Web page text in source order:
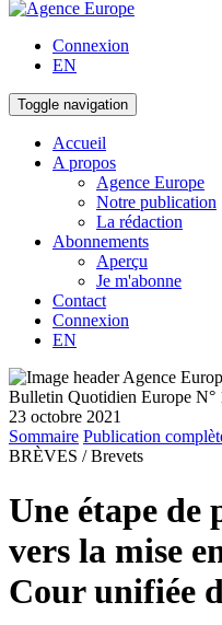
Connexion
EN
Toggle navigation
Accueil
A propos
Agence Europe
Notre publication
La rédaction
Abonnements
Aperçu
Je m'abonne
Contact
Connexion
EN
Bulletin Quotidien Europe N°
23 octobre 2021
Sommaire Publication
BRÈVES / Brevets
Une étape de
vers la mise
Cour unifiée